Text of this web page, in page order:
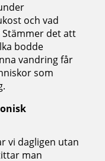
och vad
Stämmer det att
bodde
vandring får
som
vi dagligen utan
man